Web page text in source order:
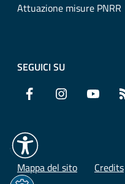
Attuazione misure PNRR
SEGUICI SU
Facebook Instagram
Mappa del sito Credits